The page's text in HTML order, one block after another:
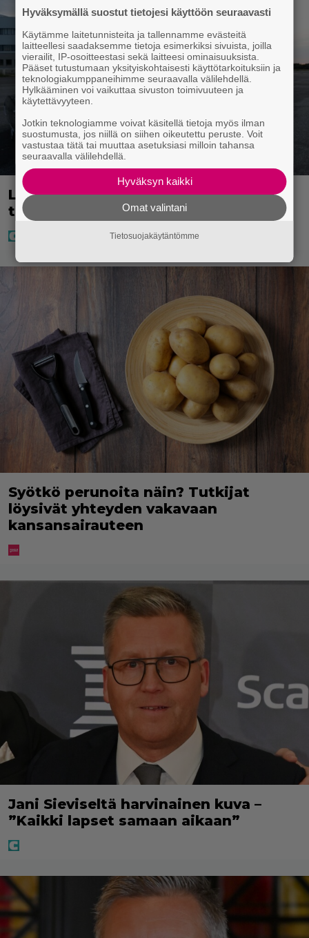
Laulaja Mirellan rantakuvat ovat
täynnä lomaa, aurinkoa ja iloa
Syötkö perunoita näin? Tutkijat
löysivät yhteyden vakavaan
kansansairauteen
Jani Sieviseltä harvinainen kuva –
”Kaikki lapset samaan aikaan”
Hyväksymällä suostut tietojesi käyttöön seuraavasti
Käytämme laitetunnisteita ja tallennamme evästeitä
laitteellesi saadaksemme tietoja esimerkiksi sivuista, joilla
vierailit, IP-osoitteestasi sekä laitteesi ominaisuuksista.
Pääset tutustumaan yksityiskohtaisesti käyttötarkoituksiin ja
teknologiakumppaneihimme seuraavalla välilehdellä.
Hylkääminen voi vaikuttaa sivuston toimivuuteen ja
käytettävyyteen.
Jotkin teknologiamme voivat käsitellä tietoja myös ilman
suostumusta, jos niillä on siihen oikeutettu peruste. Voit
vastustaa tätä tai muuttaa asetuksiasi milloin tahansa
seuraavalla välilehdellä.
Hyväksyn kaikki
Omat valintani
Tietosuojakäytäntömme